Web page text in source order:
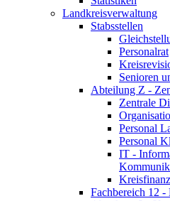
Landkreisverwaltung
Stabsstellen
Personalrat
Senioren
Abteilung Z -
Zentrale
Personal
Personal
IT -
Fachbereich 12 -